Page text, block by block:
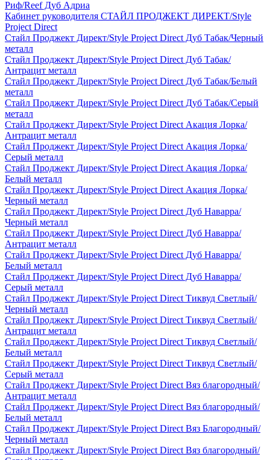
Риф/Reef Дуб Адриа
Кабинет руководителя СТАЙЛ ПРОДЖЕКТ ДИРЕКТ/Style
Project Direct
Стайл Проджект Директ/Style Project Direct Дуб Табак/Черный
металл
Стайл Проджект Директ/Style Project Direct Дуб Табак/
Антрацит металл
Стайл Проджект Директ/Style Project Direct Дуб Табак/Белый
металл
Стайл Проджект Директ/Style Project Direct Дуб Табак/Серый
металл
Стайл Проджект Директ/Style Project Direct Акация Лорка/
Антрацит металл
Стайл Проджект Директ/Style Project Direct Акация Лорка/
Серый металл
Стайл Проджект Директ/Style Project Direct Акация Лорка/
Белый металл
Стайл Проджект Директ/Style Project Direct Акация Лорка/
Черный металл
Стайл Проджект Директ/Style Project Direct Дуб Наварра/
Черный металл
Стайл Проджект Директ/Style Project Direct Дуб Наварра/
Антрацит металл
Стайл Проджект Директ/Style Project Direct Дуб Наварра/
Белый металл
Стайл Проджект Директ/Style Project Direct Дуб Наварра/
Серый металл
Стайл Проджект Директ/Style Project Direct Тиквуд Светлый/
Черный металл
Стайл Проджект Директ/Style Project Direct Тиквуд Светлый/
Антрацит металл
Стайл Проджект Директ/Style Project Direct Тиквуд Светлый/
Белый металл
Стайл Проджект Директ/Style Project Direct Тиквуд Светлый/
Серый металл
Стайл Проджект Директ/Style Project Direct Вяз благородный/
Антрацит металл
Стайл Проджект Директ/Style Project Direct Вяз благородный/
Белый металл
Стайл Проджект Директ/Style Project Direct Вяз Благородный/
Черный металл
Стайл Проджект Директ/Style Project Direct Вяз благородный/